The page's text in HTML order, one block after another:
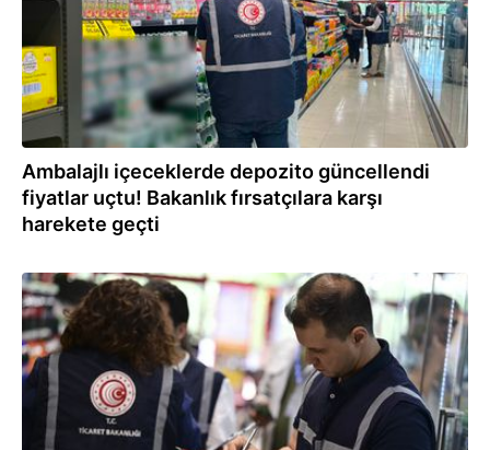
Ambalajlı içeceklerde depozito güncellendi
fiyatlar uçtu! Bakanlık fırsatçılara karşı
harekete geçti
10.07.2026